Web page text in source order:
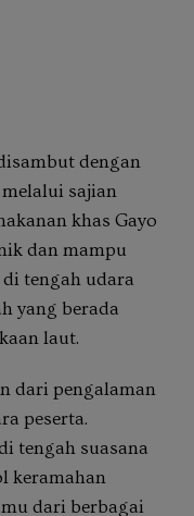
dengan
melalui sajian
khas Gayo
dan mampu
tengah udara
yang berada
laut.
dari pengalaman
peserta.
tengah suasana
keramahan
dari berbagai